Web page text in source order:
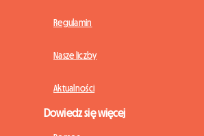
Regulamin
Nasze liczby
Aktualności
Dowiedz się więcej